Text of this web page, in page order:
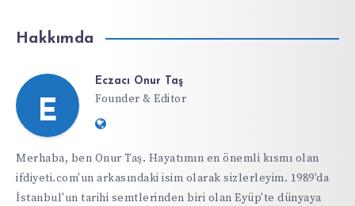
Hakkımda
E
Eczacı Onur Taş
Founder & Editor
Website:
Merhaba, ben Onur Taş. Hayatımın en önemli kısmı olan
ifdiyeti.com'un arkasındaki isim olarak sizlerleyim. 1989'da
İstanbul'un tarihi semtlerinden biri olan Eyüp'te dünyaya